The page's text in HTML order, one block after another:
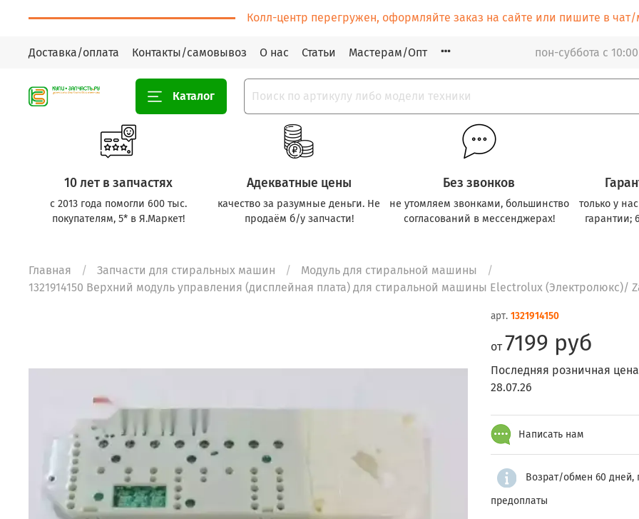
Колл-центр перегружен, оформляйте заказ на сайте или пишите в
Доставка/оплата Контакты/самовывоз О нас Статьи Мастерам/Опт пон-суббота с
Каталог
10 лет в запчастях
с 2013 года помогли 600 тыс.
покупателям, 5* в Я.Маркет!
Адекватные цены
качество за разумные деньги. Не
продаём б/у запчасти!
Без звонков
не утомляем звонками, большинство
согласований в мессенджерах!
только у
гарантии;
Главная Запчасти для стиральных машин
Модуль для стиральной машины
1321914150 Верхний модуль управления (дисплейная плата) для стиральной машины Electrolux (Электролюкс)/
арт. 1321914150
от7199 руб
Последняя розничная цена
28.07.26
Написать нам
Возрат/обмен 60 дней,
предоплаты